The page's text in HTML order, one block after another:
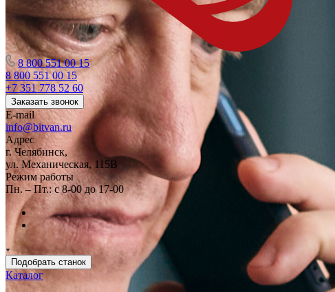
8 800 551 00 15
8 800 551 00 15
+7 351 778 52 60
Заказать звонок
E-mail
info@bitvan.ru
Адрес
г. Челябинск,
ул. Механическая, 115В
Режим работы
Пн. – Пт.: с 8-00 до 17-00
Подобрать станок
Каталог